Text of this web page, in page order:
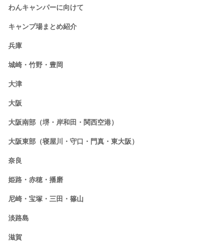
わんキャンパーに向けて
キャンプ場まとめ紹介
兵庫
城崎・竹野・豊岡
大津
大阪
大阪南部（堺・岸和田・関西空港）
大阪東部（寝屋川・守口・門真・東大阪）
奈良
姫路・赤穂・播磨
尼崎・宝塚・三田・篠山
淡路島
滋賀